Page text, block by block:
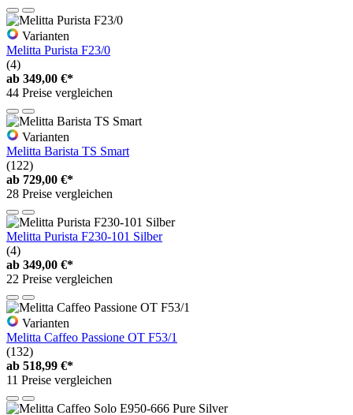
Varianten
Melitta Purista F23/0
(4)
ab 349,00 €*
44 Preise vergleichen
Varianten
Melitta Barista TS Smart
(122)
ab 729,00 €*
28 Preise vergleichen
Melitta Purista F230-101 Silber
(4)
ab 349,00 €*
22 Preise vergleichen
Varianten
Melitta Caffeo Passione OT F53/1
(132)
ab 518,99 €*
11 Preise vergleichen